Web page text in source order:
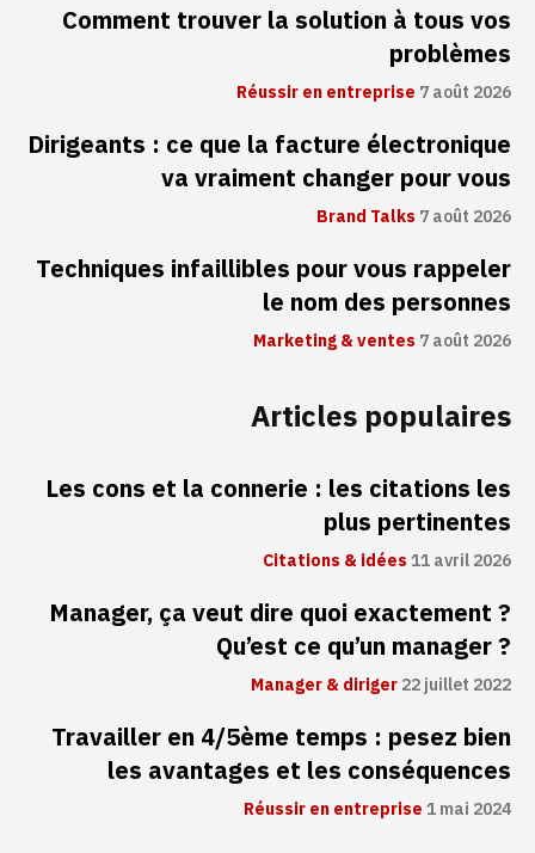
Comment trouver la solution à tous vos
problèmes
Réussir en entreprise 7 août 2026
Dirigeants : ce que la facture électronique
va vraiment changer pour vous
Brand Talks7 août 2026
Techniques infaillibles pour vous rappeler
le nom des personnes
Marketing & ventes7 août 2026
Articles populaires
Les cons et la connerie : les citations les
plus pertinentes
Citations & idées11 avril 2026
Manager, ça veut dire quoi exactement ?
Qu’est ce qu’un manager ?
Manager & diriger22 juillet 2022
Travailler en 4/5ème temps : pesez bien
les avantages et les conséquences
Réussir en entreprise1 mai 2024